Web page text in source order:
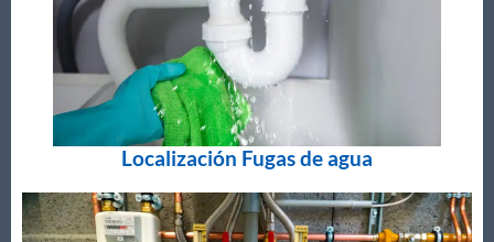
Localización Fugas de agua